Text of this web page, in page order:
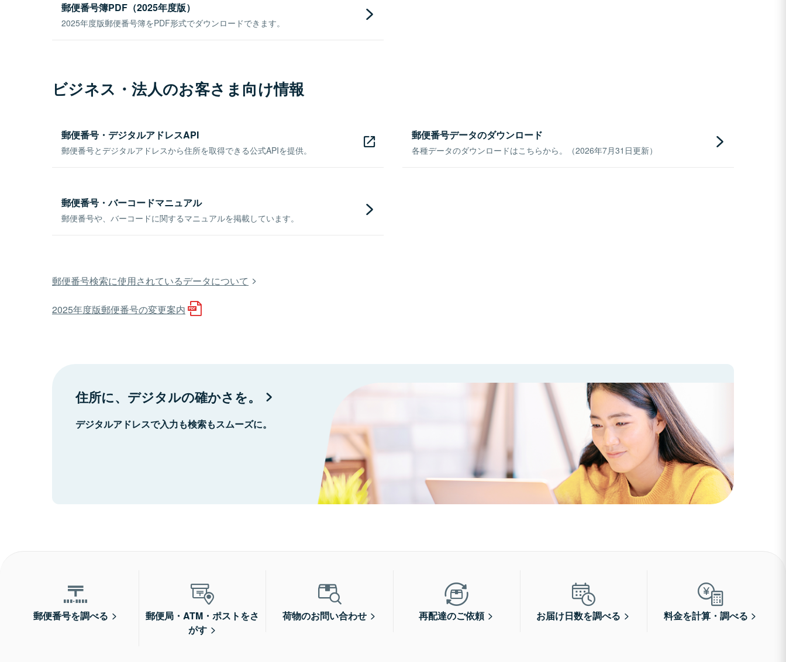
郵便番号簿PDF（2025年度版）
2025年度版郵便番号簿をPDF形式でダウンロードできます。
ビジネス・法人のお客さま向け情報
郵便番号・デジタルアドレスAPI
郵便番号とデジタルアドレスから住所を取得できる公式APIを提供。
郵便番号データのダウンロード
各種データのダウンロードはこちらから。（2026年7月31日更新）
郵便番号・バーコードマニュアル
郵便番号や、バーコードに関するマニュアルを掲載しています。
郵便番号検索に使用されているデータについて
2025年度版郵便番号の変更案内
住所に、デジタルの確かさを。
デジタルアドレスで入力も検索もスムーズに。
郵便番号を調べる
郵便局・ATM・ポストをさ
がす
荷物のお問い合わせ 再配達のご依頼 お届け日数を調べる 料金を計算・調べる